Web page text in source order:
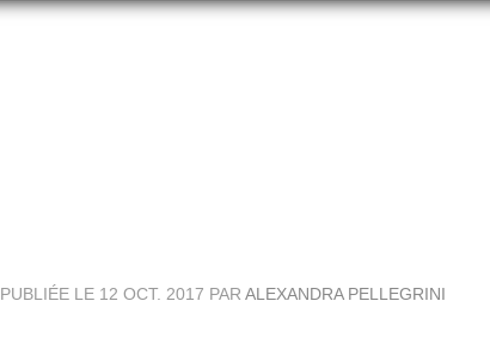
PUBLIÉE LE 12 OCT. 2017 PAR ALEXANDRA PELLEGRINI